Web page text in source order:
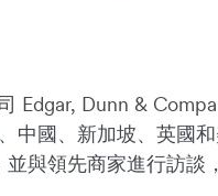
Edgar, Dunn &
中國、新加坡、英國
與領先商家進行訪談